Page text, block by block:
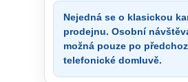
Nejedná se o klasickou
prodejnu. Osobní
možná pouze po
telefonické domluvě.